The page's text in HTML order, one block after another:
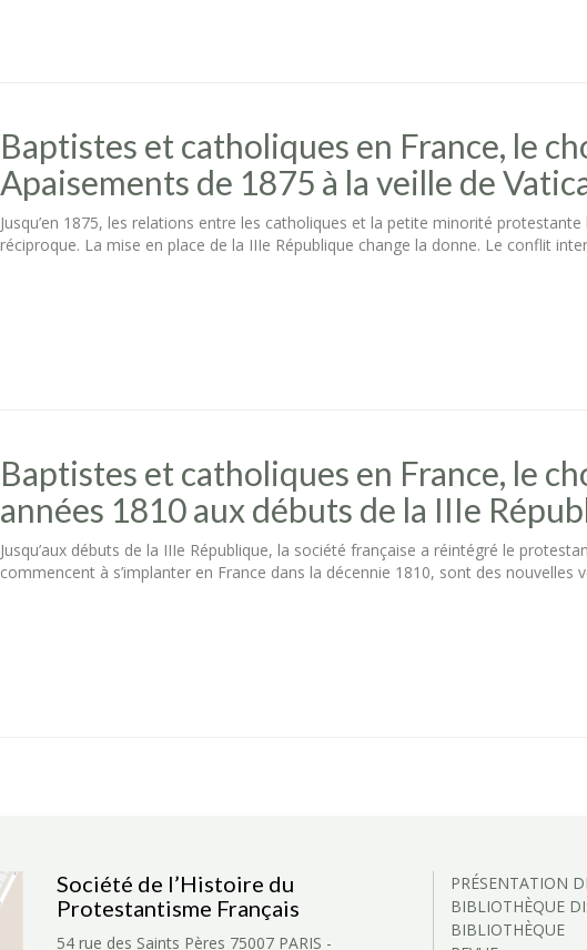
Baptistes et catholiques en France, le
Apaisements de 1875 à la veille de
Jusqu’en 1875, les relations entre les catholiques et la petite minorité
réciproque. La mise en place de la IIIe République change la donne. Le conflit
Baptistes et catholiques en France, le
années 1810 aux débuts de la IIIe
Jusqu’aux débuts de la IIIe République, la société française a réintégré le
commencent à s’implanter en France dans la décennie 1810, sont des
Société de l’Histoire du
Protestantisme Français
54 rue des Saints Pères 75007 PARIS -
PRÉSENTATION
BIBLIOTHÈQUE
BIBLIOTHÈQUE